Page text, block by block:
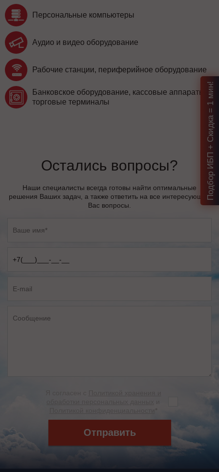
Персональные компьютеры
Аудио и видео оборудование
Рабочие станции, периферийное оборудование
Банковское оборудование, кассовые аппараты,
торговые терминалы
Остались вопросы?
Наши специалисты всегда готовы найти оптимальные
решения Ваших задач, а также ответить на все интересующие
Вас вопросы.
Отправить
Подбор ИБП + Скидка = 1 мин!